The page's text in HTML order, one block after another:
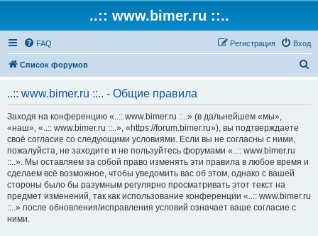
..:: www.bimer.ru ::..
FAQ Вход
Регистрация
Список форумов
..:: www.bimer.ru ::.. - Общие правила
Заходя на конференцию «..:: www.bimer.ru ::..» (в дальнейшем «мы»,
«наш», «..:: www.bimer.ru ::..», «https://forum.bimer.ru»), вы подтверждаете
своё согласие со следующими условиями. Если вы не согласны с ними,
пожалуйста, не заходите и не пользуйтесь форумами «..:: www.bimer.ru
::..». Мы оставляем за собой право изменять эти правила в любое время и
сделаем всё возможное, чтобы уведомить вас об этом, однако с вашей
стороны было бы разумным регулярно просматривать этот текст на
предмет изменений, так как использование конференции «..:: www.bimer.ru
::..» после обновления/исправления условий означает ваше согласие с
ними.